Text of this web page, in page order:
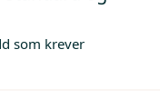
som krever